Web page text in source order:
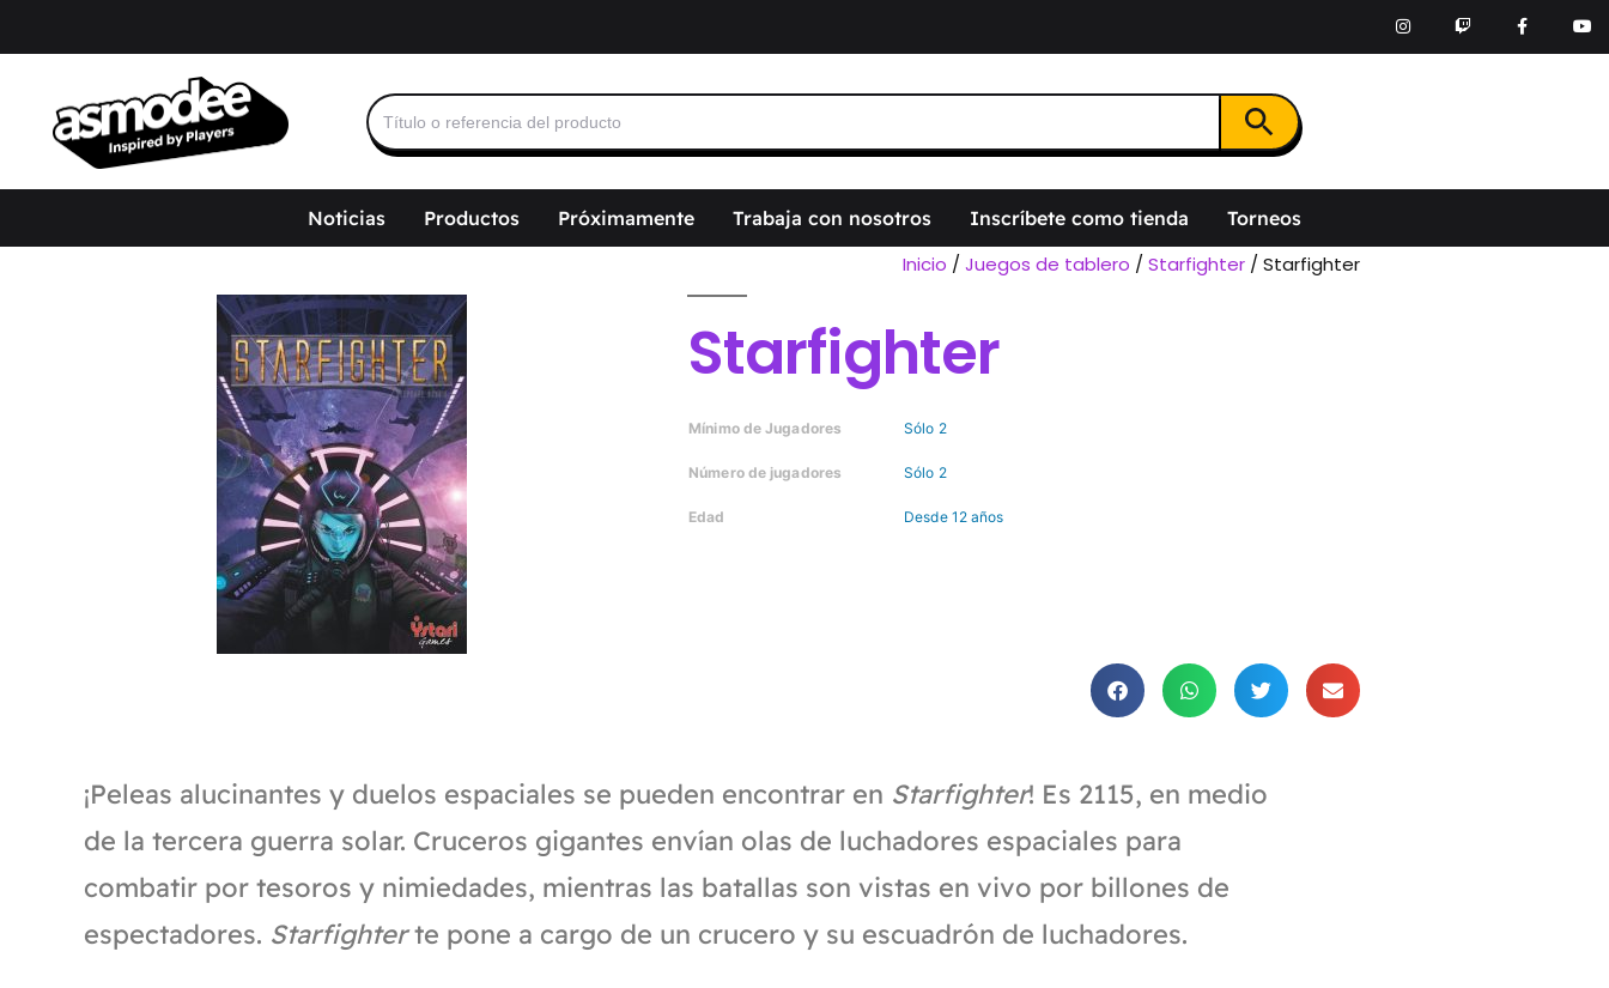
Buscar: Botón de búsqueda
Noticias Productos Próximamente Trabaja con nosotros Inscríbete como tienda Torneos
Inicio / Juegos de tablero / Starfighter / Starfighter
Starfighter
Mínimo de Jugadores Sólo 2
Número de jugadores Sólo 2
Edad Desde 12 años
¡Peleas alucinantes y duelos espaciales se pueden encontrar en Starfighter! Es 2115, en medio
de la tercera guerra solar. Cruceros gigantes envían olas de luchadores espaciales para
combatir por tesoros y nimiedades, mientras las batallas son vistas en vivo por billones de
espectadores. Starfighterte pone a cargo de un crucero y su escuadrón de luchadores.